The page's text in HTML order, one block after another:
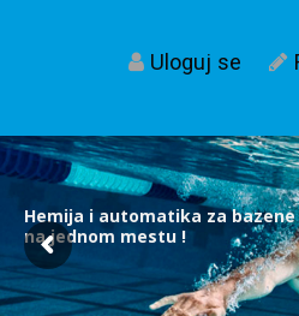
Uloguj se
Hemija i automatika za bazene
na jednom mestu !